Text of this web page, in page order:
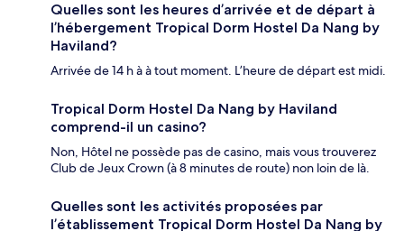
Quelles sont les heures d’arrivée et de départ à
l’hébergement Tropical Dorm Hostel Da Nang by
Haviland?
Arrivée de 14 h à à tout moment. L’heure de départ est midi.
Tropical Dorm Hostel Da Nang by Haviland
comprend-il un casino?
Non, Hôtel ne possède pas de casino, mais vous trouverez
Club de Jeux Crown (à 8 minutes de route) non loin de là.
Quelles sont les activités proposées par
l’établissement Tropical Dorm Hostel Da Nang by